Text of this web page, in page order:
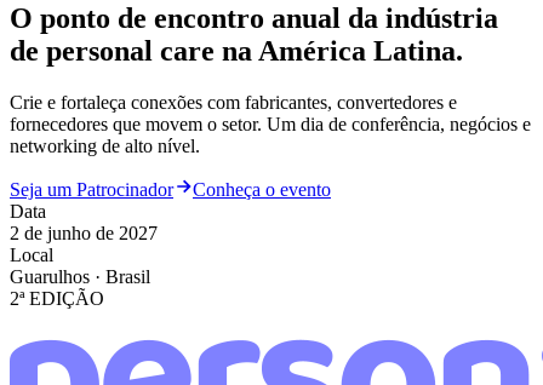
O ponto de encontro anual da indústria
de personal care na América Latina.
Crie e fortaleça conexões com fabricantes, convertedores e
fornecedores que movem o setor. Um dia de conferência, negócios e
networking de alto nível.
Seja um Patrocinador
Conheça o evento
Data
2 de junho de 2027
Local
Guarulhos · Brasil
2ª EDIÇÃO